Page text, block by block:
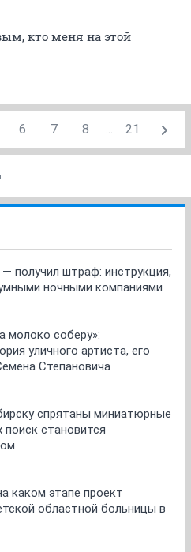
кто меня на этой
6 7 8 ... 21
получил штраф: инструкция,
ночными компаниями
молоко соберу»:
уличного артиста, его
Степановича
спрятаны миниатюрные
становится
каком этапе проект
областной больницы в